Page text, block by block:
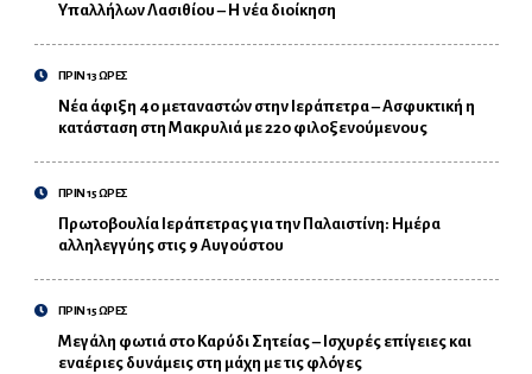
Υπαλλήλων Λασιθίου – Η νέα διοίκηση
ΠΡΙΝ 13 ΩΡΕΣ
Νέα άφιξη 40 μεταναστών στην Ιεράπετρα – Ασφυκτική η
κατάσταση στη Μακρυλιά με 220 φιλοξενούμενους
ΠΡΙΝ 15 ΩΡΕΣ
Πρωτοβουλία Ιεράπετρας για την Παλαιστίνη: Ημέρα
αλληλεγγύης στις 9 Αυγούστου
ΠΡΙΝ 15 ΩΡΕΣ
Μεγάλη φωτιά στο Καρύδι Σητείας – Ισχυρές επίγειες και
εναέριες δυνάμεις στη μάχη με τις φλόγες